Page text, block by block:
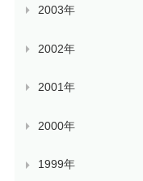
2003年
2002年
2001年
2000年
1999年